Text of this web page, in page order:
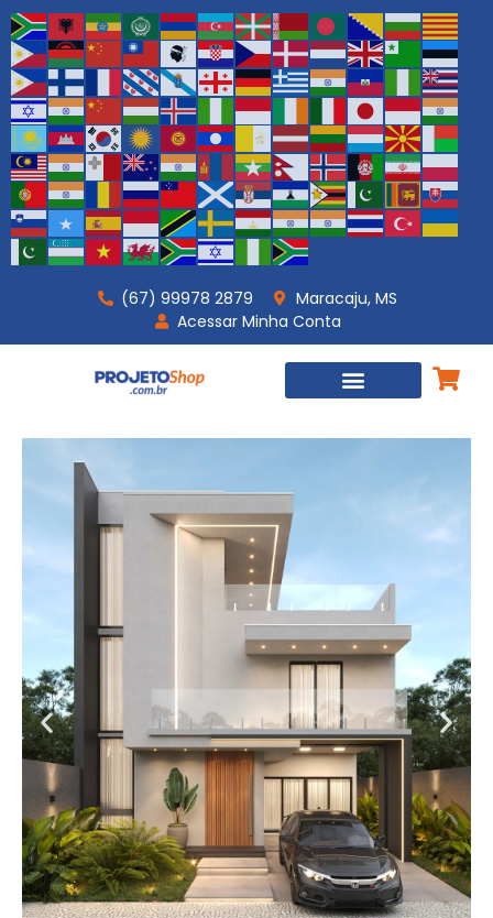
(67) 99978 2879
Maracaju, MS
Acessar Minha Conta